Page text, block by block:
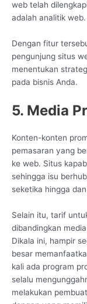
web telah
adalah analitik web.
Dengan fitur
pengunjung situs
menentukan
pada bisnis Anda.
5. Media
Konten-konten
pemasaran yang
ke web. Situs
sehingga isu
seketika hingga
Selain itu, tarif
dibandingkan
Dikala ini, hampir
besar
kali ada program
selalu
melakukan